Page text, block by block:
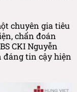
chuyên gia tiêu
chẩn đoán
CKI Nguyễn
đáng tin cậy hiện